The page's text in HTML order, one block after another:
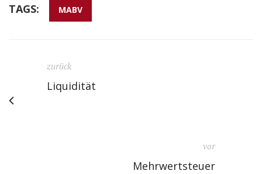
TAGS: MABV
zurück
Liquidität
vor
Mehrwertsteuer